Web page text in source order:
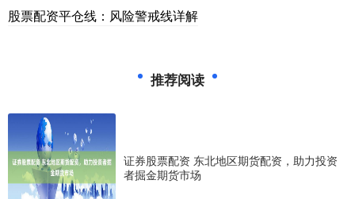
股票配资平仓线：风险警戒线详解
推荐阅读
证券股票配资 东北地区期货配资，助力投资
者掘金期货市场